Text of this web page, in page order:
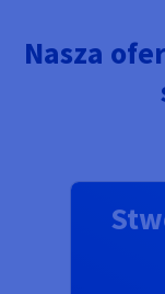
Nasza